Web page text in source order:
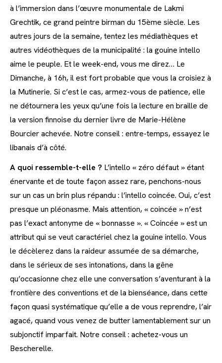
à l’immersion dans l’œuvre monumentale de Lakmi
Grechtik, ce grand peintre birman du 15ème siècle. Les
autres jours de la semaine, tentez les médiathèques et
autres vidéothèques de la municipalité : la gouine intello
aime le peuple. Et le week-end, vous me direz… Le
Dimanche, à 16h, il est fort probable que vous la croisiez à
la Mutinerie. Si c’est le cas, armez-vous de patience, elle
ne détournera les yeux qu’une fois la lecture en braille de
la version finnoise du dernier livre de Marie-Hélène
Bourcier achevée. Notre conseil : entre-temps, essayez le
libanais d’à côté.
A quoi ressemble-t-elle ? L’intello « zéro défaut » étant
énervante et de toute façon assez rare, penchons-nous
sur un cas un brin plus répandu : l’intello coincée. Oui, c’est
presque un pléonasme. Mais attention, « coincée » n’est
pas l’exact antonyme de « bonnasse ». « Coincée » est un
attribut qui se veut caractériel chez la gouine intello. Vous
le décèlerez dans la raideur assumée de sa démarche,
dans le sérieux de ses intonations, dans la gêne
qu’occasionne chez elle une conversation s’aventurant à la
frontière des conventions et de la bienséance, dans cette
façon quasi systématique qu’elle a de vous reprendre, l’air
agacé, quand vous venez de butter lamentablement sur un
subjonctif imparfait. Notre conseil : achetez-vous un
Bescherelle.